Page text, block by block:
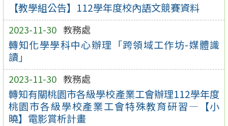
【教學組公告】112學年度校內語文競賽資料
2023-11-30 教務處
轉知化學學科中心辦理「跨領域工作坊-媒體識
讀」
2023-11-30 教務處
轉知有關桃園市各級學校產業工會辦理112學年度
桃園市各級學校產業工會特殊教育研習—【小
曉】電影賞析計畫